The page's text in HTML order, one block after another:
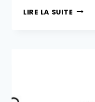
LIRE LA SUITE ACIDE